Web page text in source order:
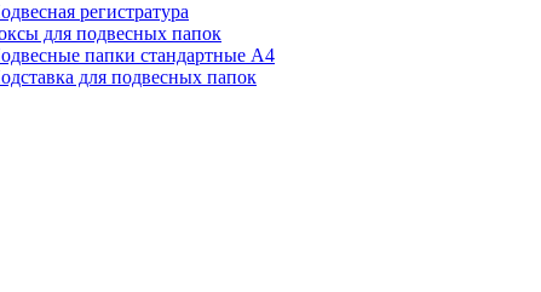
регистратура
для подвесных папок
папки стандартные А4
для подвесных папок